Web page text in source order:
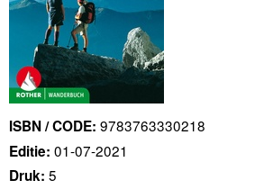
ISBN / CODE: 9783763330218
Editie: 01-07-2021
Druk: 5